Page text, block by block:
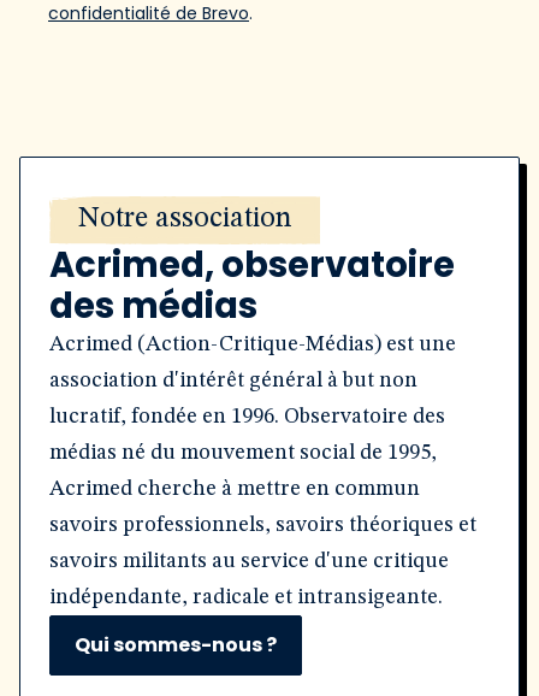
confidentialité de Brevo.
Notre association
Acrimed, observatoire
des médias
Acrimed (Action-Critique-Médias) est une
association d'intérêt général à but non
lucratif, fondée en 1996. Observatoire des
médias né du mouvement social de 1995,
Acrimed cherche à mettre en commun
savoirs professionnels, savoirs théoriques et
savoirs militants au service d'une critique
indépendante, radicale et intransigeante.
Qui sommes-nous ?